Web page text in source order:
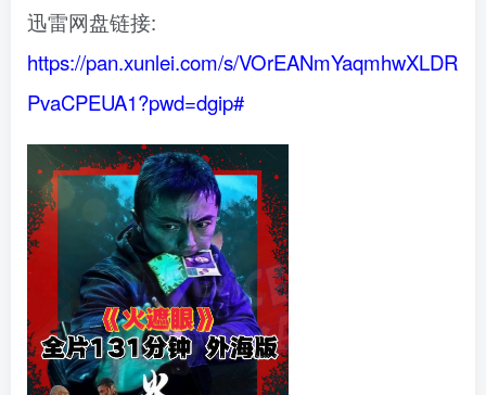
迅雷网盘链接:
https://pan.xunlei.com/s/VOrEANmYaqmhwXLDR
PvaCPEUA1?pwd=dgip#